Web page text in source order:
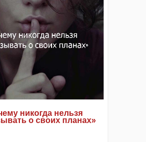
никогда нельзя
о своих планах»